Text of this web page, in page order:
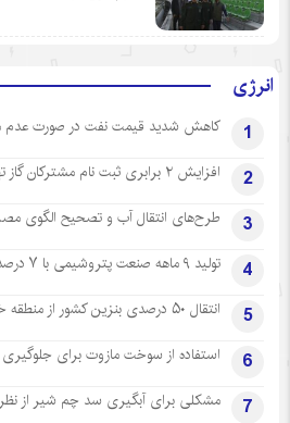
انرژی
1 کاهش شدید قیمت نفت در صورت عدم
2 افزایش ۲ برابری ثبت نام مشترکان گاز تهرانی‌ در سامانه اصلاح موتور
3 طرح‌های انتقال آب و تصحیح الگوی
4 تولید ۹ ماهه صنعت پتروشیمی با ۷ درصد رشد به ۵۳ میلیون تن رسید
5 انتقال ۵۰ درصدی بنزین کشور از منطقه خلیج فارس
6 استفاده از سوخت مازوت برای
7 مشکلی برای آبگیری سد چم شیر از نظر